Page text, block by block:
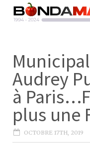
Audrey
à
plus une
OCTOBRE 17TH, 2019